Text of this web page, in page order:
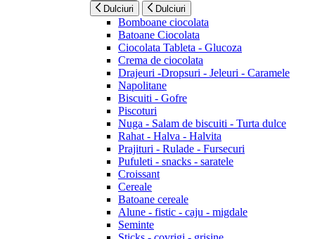
Dulciuri Dulciuri
Bomboane ciocolata
Batoane Ciocolata
Ciocolata Tableta - Glucoza
Crema de ciocolata
Drajeuri -Dropsuri - Jeleuri - Caramele
Napolitane
Biscuiti - Gofre
Piscoturi
Nuga - Salam de biscuiti - Turta dulce
Rahat - Halva - Halvita
Prajituri - Rulade - Fursecuri
Pufuleti - snacks - saratele
Croissant
Cereale
Batoane cereale
Alune - fistic - caju - migdale
Seminte